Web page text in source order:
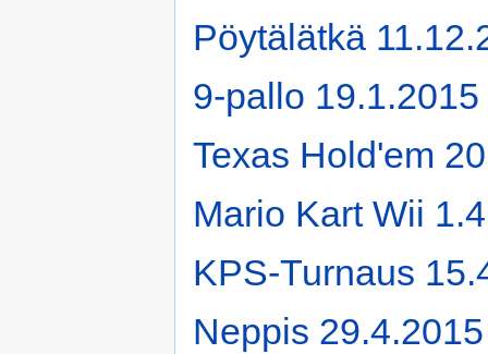
Pöytälätkä
9-pallo 19.1.2015
Texas Hold'em
Mario Kart Wii
KPS-Turnaus
Neppis 29.4.2015